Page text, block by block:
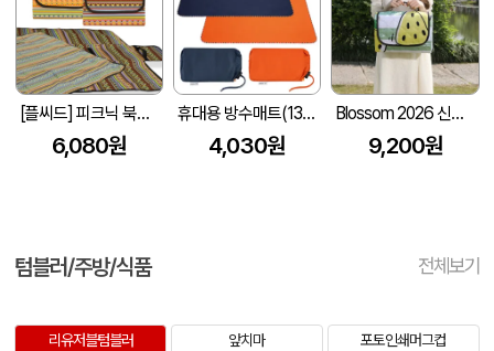
[플씨드] 피크닉 북유럽 돗자리 (소/중/대)
6,080원
휴대용 방수매트(135cmx145cm) 방수돗자리 휴대용매트 돗자리매트 등산매트 // 인쇄제작가능
4,030원
Blossom 2026 신형 초음파 퀼팅 방수 피크닉매트 1P
9,200원
텀블러/주방/식품 전체보기
리유저블텀블러 앞치마 포토인쇄머그컵